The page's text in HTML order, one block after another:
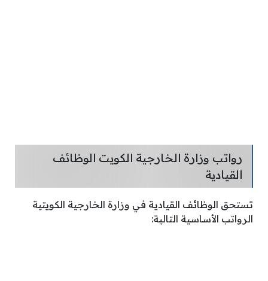
رواتب وزارة الخارجية الكويت الوظائف
القيادية
تستحق الوظائف القيادية في وزارة الخارجية الكويتية
الرواتب الأساسية التالية: